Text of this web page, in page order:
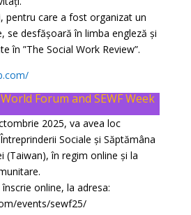
pentru care a fost organizat un
se desfășoară în limba engleză și
în ”The Social Work Review”.
Forum and SEWF Week
2025, va avea loc
Sociale și Săptămâna
(Taiwan), în regim online și la
online, la adresa:
events/sewf25/